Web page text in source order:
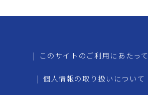
| このサイトのご利用にあたって
| 個人情報の取り扱いについて